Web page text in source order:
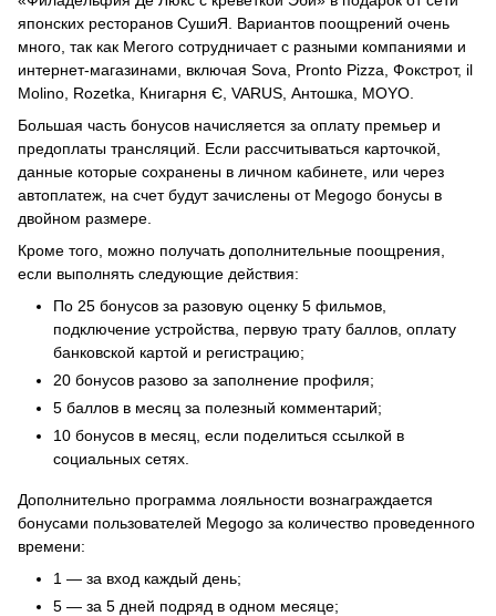
японских ресторанов СушиЯ. Вариантов поощрений очень
много, так как Мегого сотрудничает с разными компаниями и
интернет-магазинами, включая Sova, Pronto Pizza, Фокстрот, il
Molino, Rozetka, Книгарня Є, VARUS, Антошка, MOYO.
Большая часть бонусов начисляется за оплату премьер и
предоплаты трансляций. Если рассчитываться карточкой,
данные которые сохранены в личном кабинете, или через
автоплатеж, на счет будут зачислены от Megogo бонусы в
двойном размере.
Кроме того, можно получать дополнительные поощрения,
если выполнять следующие действия:
По 25 бонусов за разовую оценку 5 фильмов,
подключение устройства, первую трату баллов, оплату
банковской картой и регистрацию;
20 бонусов разово за заполнение профиля;
5 баллов в месяц за полезный комментарий;
10 бонусов в месяц, если поделиться ссылкой в
социальных сетях.
Дополнительно программа лояльности вознаграждается
бонусами пользователей Megogo за количество проведенного
времени:
1 — за вход каждый день;
5 — за 5 дней подряд в одном месяце;